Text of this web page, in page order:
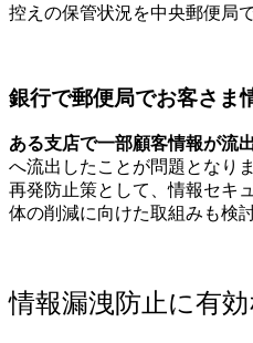
控えの保管状況を中央郵便局
銀行で郵便局でお客さま
ある支店で一部顧客情報が流
へ流出したことが問題となりま
再発防止策として、情報セキ
体の削減に向けた取組みも検
情報漏洩防止に有